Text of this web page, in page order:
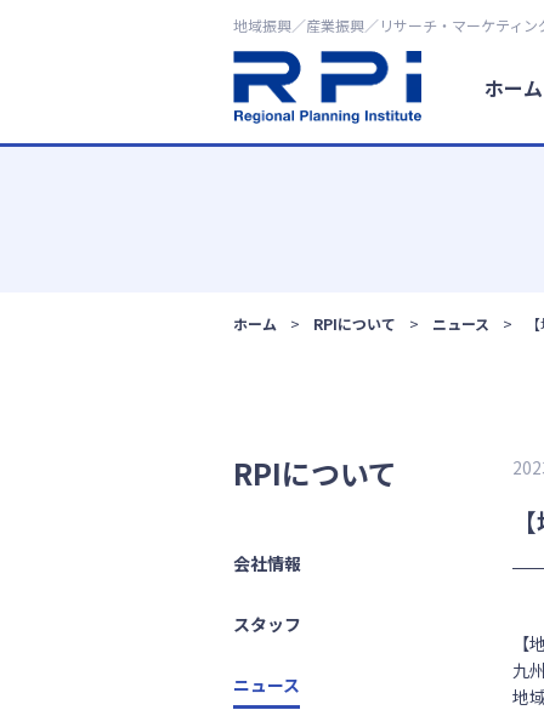
地域振興／産業振興／リサーチ・マーケティ
ホーム
ホーム RPIについて ニュース
RPIについて
会社情報
スタッフ
ニュース
九
地